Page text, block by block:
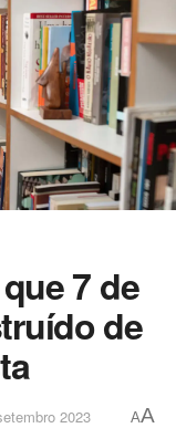
7 de
de
2023 AA